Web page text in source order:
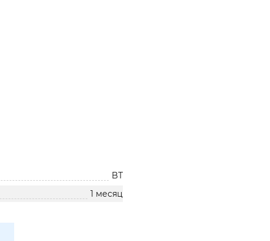
BT
1 месяц